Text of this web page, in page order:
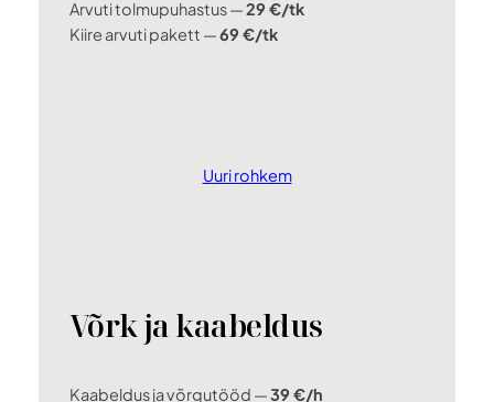
Arvuti tolmupuhastus —29 €/tk
Kiire arvuti pakett —69 €/tk
Uuri rohkem
Võrk ja kaabeldus
Kaabeldus ja võrgutööd —39 €/h